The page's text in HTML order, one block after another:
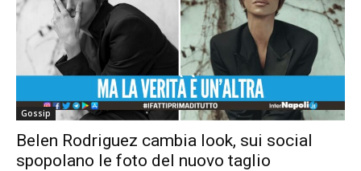
Gossip
Belen Rodriguez cambia look, sui social
spopolano le foto del nuovo taglio